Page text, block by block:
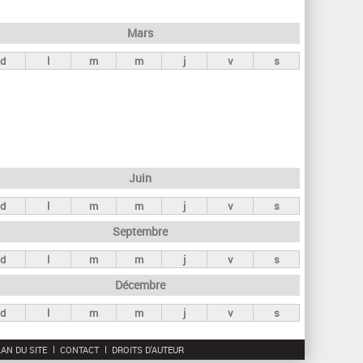
r
c
Mars
d l m m j v s
Juin
d l m m j v s
Septembre
d l m m j v s
Décembre
d l m m j v s
DU SITE CONTACT DROITS D'AUTEUR